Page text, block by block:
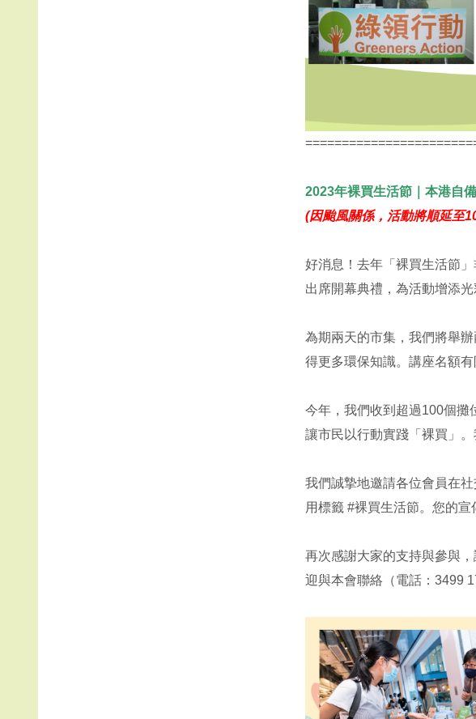
2023年裸買生活節｜本港自
(因颱風關係，活動將順延至
好消息！去年「裸買生活節
出席開幕典禮，為活動增添光
為期兩天的市集，我們將舉
得更多環保知識。講座名額有
今年，我們收到超過100個攤
讓市民以行動實踐「裸買」
我們誠摯地邀請各位會員在
用標籤 #裸買生活節。您的宣
再次感謝大家的支持與參與
迎與本會聯絡（電話：3499